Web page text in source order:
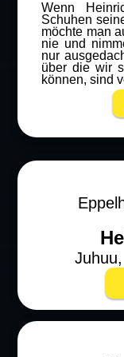
Wenn
Schuhen
möchte man
nie und
nur
über die wir
können, sind